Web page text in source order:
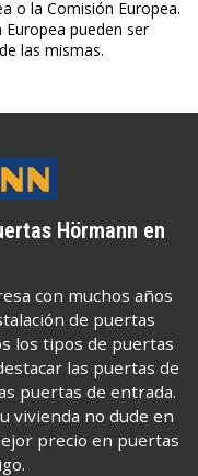
o la Comisión Europea.
pueden ser
las mismas.
Hörmann en
con muchos años
de puertas
los tipos de puertas
las puertas de
puertas de entrada.
vivienda no dude en
precio en puertas